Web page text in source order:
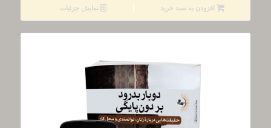
412000 تومان
بود.
385000 تومان
است.
افزودن به سبد خرید نمایش جزئیات